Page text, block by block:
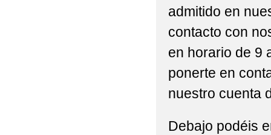
admitido en
contacto con
en horario de 9
ponerte en
nuestro cuenta
Debajo podéis